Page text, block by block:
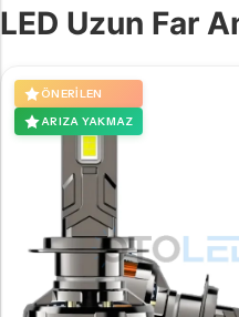
LED Uzun Far
ÖNERILEN
ARIZA YAKMAZ